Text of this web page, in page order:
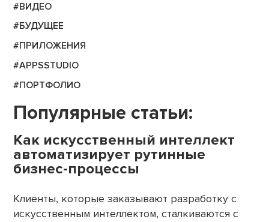
#ВИДЕО
#БУДУЩЕЕ
#ПРИЛОЖЕНИЯ
#APPSSTUDIO
#ПОРТФОЛИО
Популярные статьи:
Как искусственный интеллект
автоматизирует рутинные
бизнес-процессы
Клиенты, которые заказывают разработку с
искусственным интеллектом, сталкиваются с